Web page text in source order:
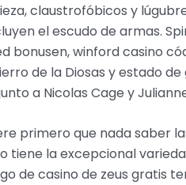
claustrofóbicos y
el escudo de armas.
bonusen, winford casino
de la Diosas y estado de
a Nicolas Cage y
primero que nada saber
tiene la excepcional
de casino de zeus gratis